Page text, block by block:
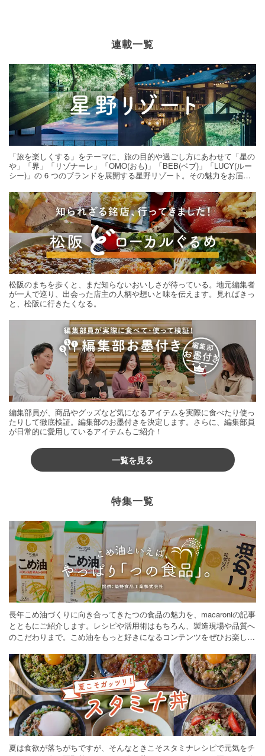
連載一覧
「旅を楽しくする」をテーマに、旅の目的や過ごし方にあわせて「星の
や」「界」「リゾナーレ」「OMO(おも)」「BEB(ベブ)」「LUCY(ルー
シー)」の 6 つのブランドを展開する星野リゾート。その魅力をお届け
松阪のまちを歩くと、まだ知らないおいしさが待っている。地元編集者
が一人で巡り、出会った店主の人柄や想いと味を伝えます。見ればきっ
と、松阪に行きたくなる。
編集部員が、商品やグッズなど気になるアイテムを実際に食べたり使っ
たりして徹底検証。編集部のお墨付きを決定します。さらに、編集部員
が日常的に愛用しているアイテムもご紹介！
一覧を見る
特集一覧
長年こめ油づくりに向き合ってきたつの食品の魅力を、macaroniの記事
とともにご紹介します。レシピや活用術はもちろん、製造現場や品質へ
のこだわりまで。こめ油をもっと好きになるコンテンツをぜひお楽しみ
夏は食欲が落ちがちですが、そんなときこそスタミナレシピで元気をチ